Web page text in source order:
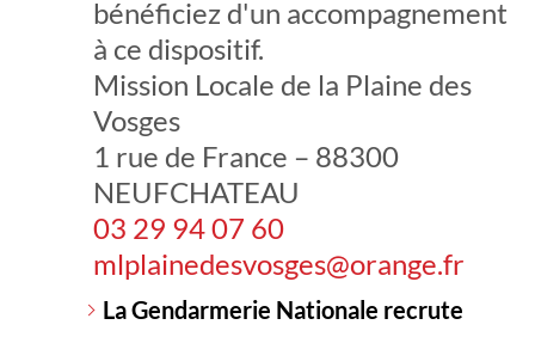
bénéficiez d'un accompagnement
à ce dispositif.
Mission Locale de la Plaine des
Vosges
1 rue de France – 88300
NEUFCHATEAU
03 29 94 07 60
mlplainedesvosges@orange.fr
La Gendarmerie Nationale recrute